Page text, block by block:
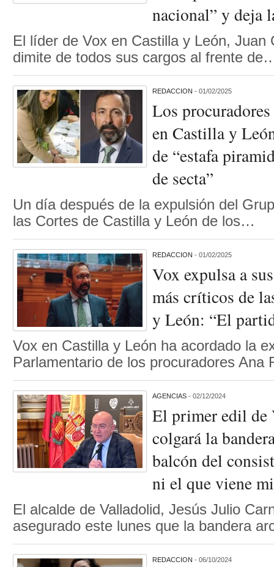
nacional” y deja
El líder de Vox en Castilla y León, Juan
dimite de todos sus cargos al frente
REDACCION - 01/02/2025
Los
en Castilla y
de “estafa
de secta”
Un día después de la expulsión del
las Cortes de Castilla y León de los…
REDACCION - 01/02/2025
Vox expulsa a
más críticos de
y León: “El
Vox en Castilla y León ha acordado la
Parlamentario de los procuradores
AGENCIAS - 02/12/2024
El primer edil de
colgará la
balcón del
ni el que viene
El alcalde de Valladolid, Jesús Julio
asegurado este lunes que la bandera
REDACCION - 06/10/2024